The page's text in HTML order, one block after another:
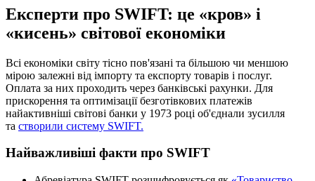
Експерти про SWIFT: це «кров» і
«кисень» світової економіки
Всі економіки світу тісно пов'язані та більшою чи меншою
мірою залежні від імпорту та експорту товарів і послуг.
Оплата за них проходить через банківські рахунки. Для
прискорення та оптимізації безготівкових платежів
найактивніші світові банки у 1973 році об'єднали зусилля
та створили систему SWIFT.
Найважливіші факти про SWIFT